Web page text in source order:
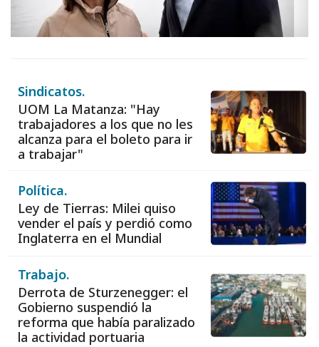
Sindicatos.
UOM La Matanza: "Hay
trabajadores a los que no les
alcanza para el boleto para ir
a trabajar"
Política.
Ley de Tierras: Milei quiso
vender el país y perdió como
Inglaterra en el Mundial
Trabajo.
Derrota de Sturzenegger: el
Gobierno suspendió la
reforma que había paralizado
la actividad portuaria